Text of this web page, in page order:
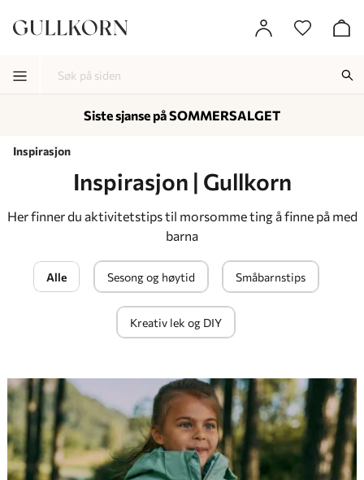
Inspirasjon
Inspirasjon | Gullkorn
Her finner du aktivitetstips til morsomme ting å finne på med
barna
Alle Sesong og høytid Småbarnstips
Kreativ lek og DIY
Siste sjanse på SOMMERSALGET
-
-
-